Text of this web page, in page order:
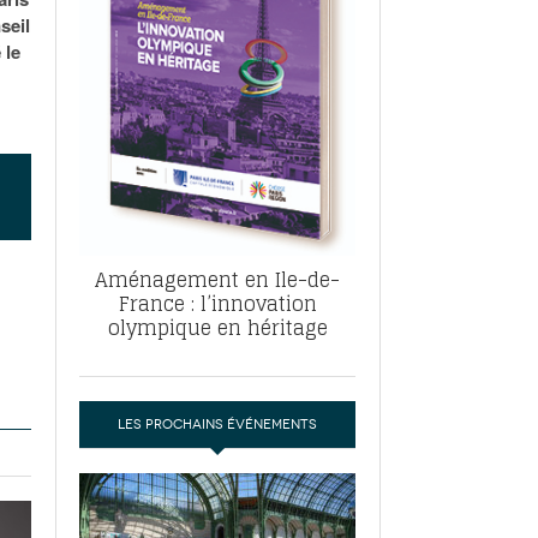
pour
ABF, ZAC : F. Vauglin détaille sa
pour l’urbanisme parisien- 17
de la tech et de la finance
marché de la location de luxe-
le
Aménagement en Ile-de-
France : l’innovation
olympique en héritage
LES PROCHAINS ÉVÉNEMENTS